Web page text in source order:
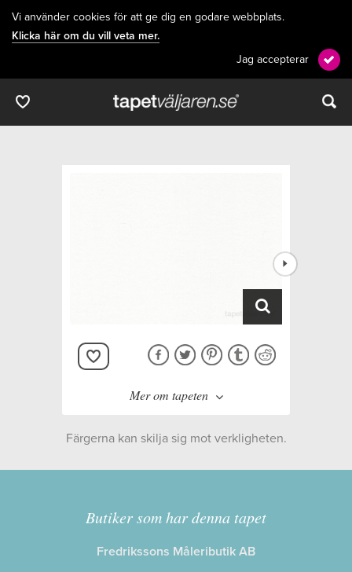
Vi använder cookies för att ge dig en godare webbplats.
Klicka här om du vill veta mer.
Jag accepterar
Mer om tapeten
Kollektion:
Borosan Bas
Information
Färgerna kan skilja sig mot verkligheten.
Butiker som har denna tapet
Fredrikssons Måleributik AB